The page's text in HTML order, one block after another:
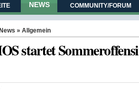
NEWS COMMUNITY/FORUM
News » Allgemein
startet